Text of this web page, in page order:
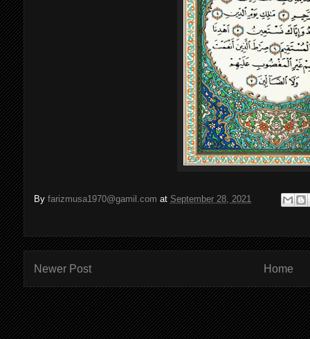
Byfarizmusa1970@gamil.com at September 28, 2021
Newer Post Home